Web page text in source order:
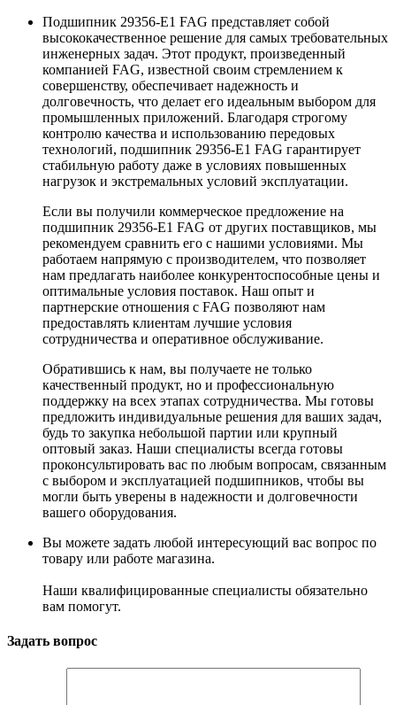
Подшипник 29356-E1 FAG представляет собой
высококачественное решение для самых требовательных
инженерных задач. Этот продукт, произведенный
компанией FAG, известной своим стремлением к
совершенству, обеспечивает надежность и
долговечность, что делает его идеальным выбором для
промышленных приложений. Благодаря строгому
контролю качества и использованию передовых
технологий, подшипник 29356-E1 FAG гарантирует
стабильную работу даже в условиях повышенных
нагрузок и экстремальных условий эксплуатации.
Если вы получили коммерческое предложение на
подшипник 29356-E1 FAG от других поставщиков, мы
рекомендуем сравнить его с нашими условиями. Мы
работаем напрямую с производителем, что позволяет
нам предлагать наиболее конкурентоспособные цены и
оптимальные условия поставок. Наш опыт и
партнерские отношения с FAG позволяют нам
предоставлять клиентам лучшие условия
сотрудничества и оперативное обслуживание.
Обратившись к нам, вы получаете не только
качественный продукт, но и профессиональную
поддержку на всех этапах сотрудничества. Мы готовы
предложить индивидуальные решения для ваших задач,
будь то закупка небольшой партии или крупный
оптовый заказ. Наши специалисты всегда готовы
проконсультировать вас по любым вопросам, связанным
с выбором и эксплуатацией подшипников, чтобы вы
могли быть уверены в надежности и долговечности
вашего оборудования.
Вы можете задать любой интересующий вас вопрос по
товару или работе магазина.
Наши квалифицированные специалисты обязательно
вам помогут.
Задать вопрос